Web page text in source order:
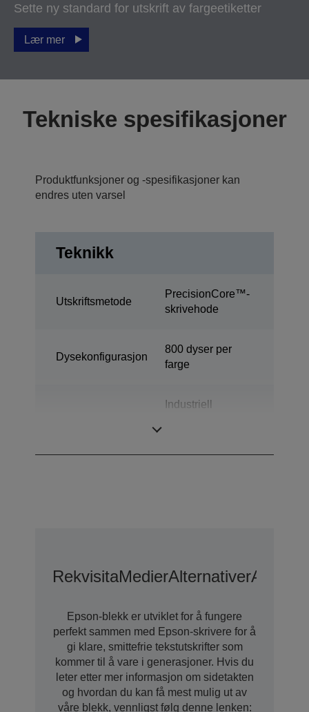
Sette ny standard for utskrift av fargeetiketter
Lær mer
Tekniske spesifikasjoner
Produktfunksjoner og -spesifikasjoner kan
endres uten varsel
Teknikk
Utskriftsmetode
PrecisionCore™-
skrivehode
Dysekonfigurasjon
800 dyser per
farge
Industriell
RekvisitaMedierAlternativer
Epson-blekk er utviklet for å fungere
perfekt sammen med Epson-skrivere for å
gi klare, smittefrie tekstutskrifter som
kommer til å vare i generasjoner. Hvis du
leter etter mer informasjon om sidetakten
og hvordan du kan få mest mulig ut av
våre blekk, vennligst følg denne lenken: